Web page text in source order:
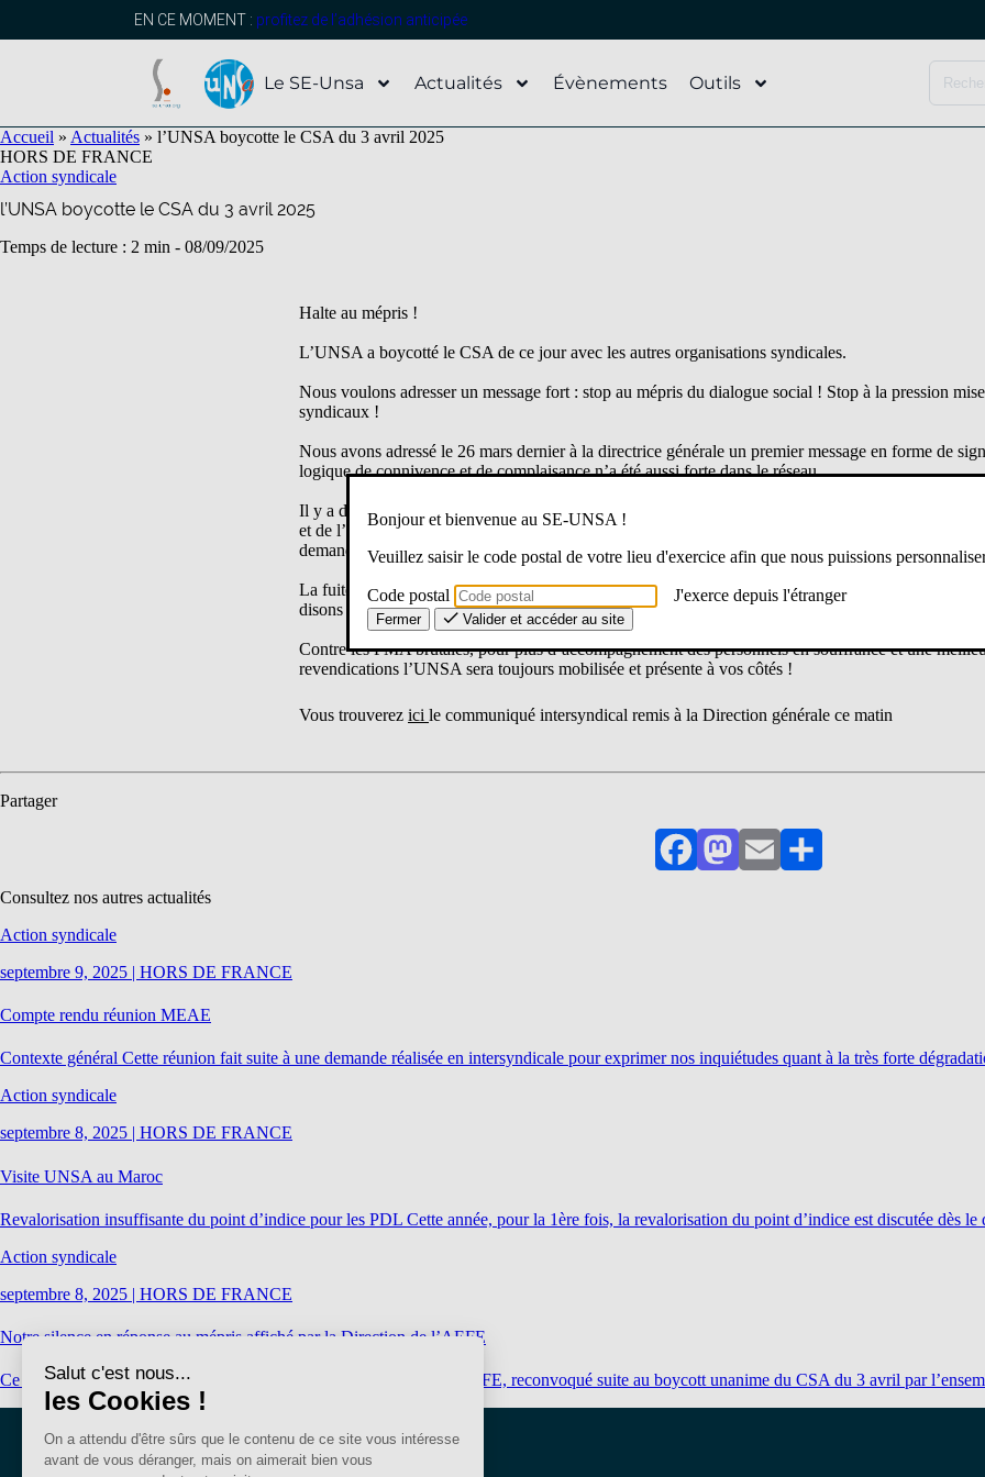
EN CE MOMENT : profitez de l’adhésion anticipée
Le SE-Unsa Actualités Évènements Outils
Accueil » Actualités » l’UNSA boycotte le CSA du 3 avril 2025
HORS DE FRANCE
Action syndicale
l’UNSA boycotte le CSA du 3 avril 2025
Temps de lecture : 2 min - 08/09/2025
Halte au mépris !
L’UNSA a boycotté le CSA de ce jour avec les autres organisations syndicales.
Nous voulons adresser un message fort : stop au mépris du dialogue social ! Stop à la pression
syndicaux !
Nous avons adressé le 26 mars dernier à la directrice générale un premier message en forme de
logique de connivence et de complaisance n’a été aussi forte dans le réseau.
Il y a d’un côté les personnels protégés qui peuvent prendre toutes les largesses avec l’éthique de
et de l’autre les sans grades de l’enseignement et de l’éducation qui, eux, sont marginalisés et trop
demande de revalorisation et de considération professionnelle est pourtant criante.
La fuite en avant dans le toujours plus de privatisation de nos moyens se poursuit ! L’opérateur
disons stop à cette course vers l’abîme !
Contre les FMA brutales, pour plus d’accompagnement des personnels en souffrance et une
revendications l’UNSA sera toujours mobilisée et présente à vos côtés !
Vous trouverez ici le communiqué intersyndical remis à la Direction générale ce matin
Partager
FacebookMastodon
EmailPartager
Consultez nos autres actualités
Action syndicale
septembre 9, 2025 | HORS DE FRANCE
Compte rendu réunion MEAE
Contexte général Cette réunion fait suite à une demande réalisée en intersyndicale pour exprimer nos inquiétudes quant à la très forte
Action syndicale
septembre 8, 2025 | HORS DE FRANCE
Visite UNSA au Maroc
Revalorisation insuffisante du point d’indice pour les PDL Cette année, pour la 1ère fois, la revalorisation du point d’indice est discutée dès
Action syndicale
septembre 8, 2025 | HORS DE FRANCE
Notre silence en réponse au mépris affiché par la Direction de l’AEFE
Ce mardi 15 avril s’est tenu le Comité social d’administration de l’AEFE, reconvoqué suite au boycott unanime du CSA du 3 avril par
Bonjour et bienvenue au SE-UNSA !
Veuillez saisir le code postal de votre lieu d'exercice afin que nous puissions
Code postal J'exerce depuis l'étranger
Fermer Valider et accéder au site